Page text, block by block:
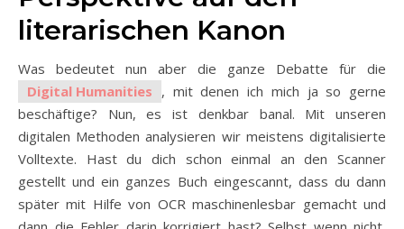
literarischen Kanon
Was bedeutet nun aber die ganze Debatte für die
Digital Humanities , mit denen ich mich ja so gerne
beschäftige? Nun, es ist denkbar banal. Mit unseren
digitalen Methoden analysieren wir meistens digitalisierte
Volltexte. Hast du dich schon einmal an den Scanner
gestellt und ein ganzes Buch eingescannt, dass du dann
später mit Hilfe von OCR maschinenlesbar gemacht und